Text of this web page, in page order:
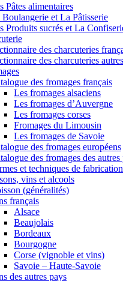
Pâtes alimentaires
et La Pâtisserie
Produits sucrés et La
des charcuteries
des charcuteries
des fromages français
Les fromages alsaciens
Les fromages d’Auvergne
Les fromages corses
Fromages du Limousin
Les fromages de Savoie
des fromages européens
des fromages des autres
et techniques de
vins et alcools
(généralités)
français
Alsace
Beaujolais
Bordeaux
Bourgogne
Corse (vignoble et vins)
Savoie – Haute-Savoie
des autres pays